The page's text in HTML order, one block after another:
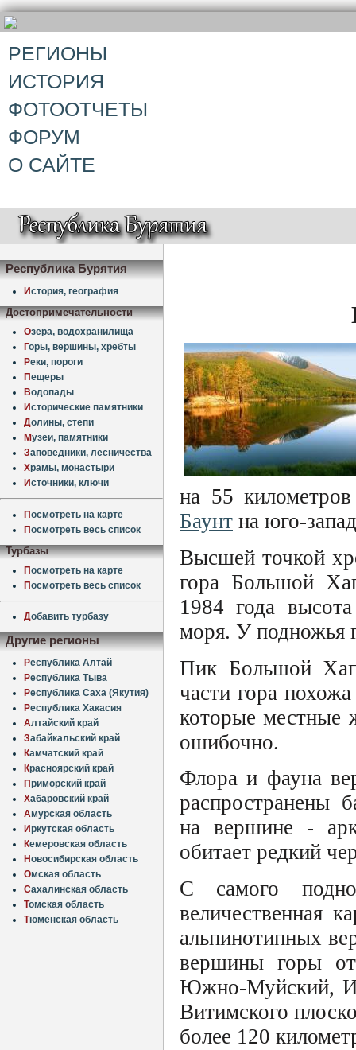
РЕГИОНЫ
ИСТОРИЯ
ФОТООТЧЕТЫ
ФОРУМ
О САЙТЕ
Республика Бурятия
История, география
Достопримечательности
Озера, водохранилища
Горы, вершины, хребты
Реки, пороги
Пещеры
Водопады
Исторические памятники
Долины, степи
Музеи, памятники
Заповедники, лесничества
Храмы, монастыри
Источники, ключи
Посмотреть на карте
Посмотреть весь список
Турбазы
Посмотреть на карте
Посмотреть весь список
Добавить турбазу
Другие регионы
Республика Алтай
Республика Тыва
Республика Саха (Якутия)
Республика Хакасия
Алтайский край
Забайкальский край
Камчатский край
Красноярский край
Приморский край
Хабаровский край
Амурская область
Иркутская область
Кемеровская область
Новосибирская область
Омская область
Сахалинская область
Томская область
Тюменская область
на 55
Баунт на юго-
Высшей точкой
гора Большой
1984 года
моря. У подножья
Пик Большой
части гора
которые местные
ошибочно.
Флора и фауна
распространены
на вершине -
обитает редкий
С самого
величественная
альпинотипных
вершины горы
Южно-Муйский,
Витимского
более 120